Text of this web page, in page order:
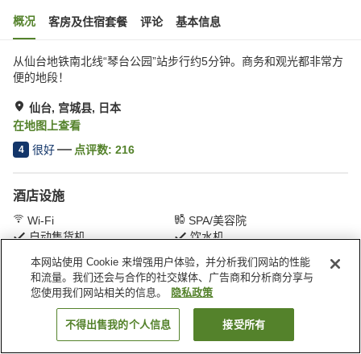
概况 客房及住宿套餐 评论 基本信息
从仙台地铁南北线“琴台公园”站步行约5分钟。商务和观光都非常方
便的地段！
仙台, 宫城县, 日本
在地图上查看
4 很好 点评数: 216
酒店设施
Wi-Fi
SPA/美容院
自动售货机
饮水机
首页 日本 宫城县 仙台 Livemax酒店（仙台国分町店）
搜索客房
本网站使用 Cookie 来增强用户体验，并分析我们网站的性能
和流量。我们还会与合作的社交媒体、广告商和分析商分享与
您使用我们网站相关的信息。
隐私政策
不得出售我的个人信息 接受所有